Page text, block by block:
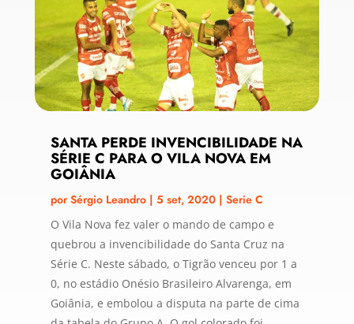
SANTA PERDE INVENCIBILIDADE NA
SÉRIE C PARA O VILA NOVA EM
GOIÂNIA
porSérgio Leandro| 5 set, 2020| Serie C
O Vila Nova fez valer o mando de campo e
quebrou a invencibilidade do Santa Cruz na
Série C. Neste sábado, o Tigrão venceu por 1 a
0, no estádio Onésio Brasileiro Alvarenga, em
Goiânia, e embolou a disputa na parte de cima